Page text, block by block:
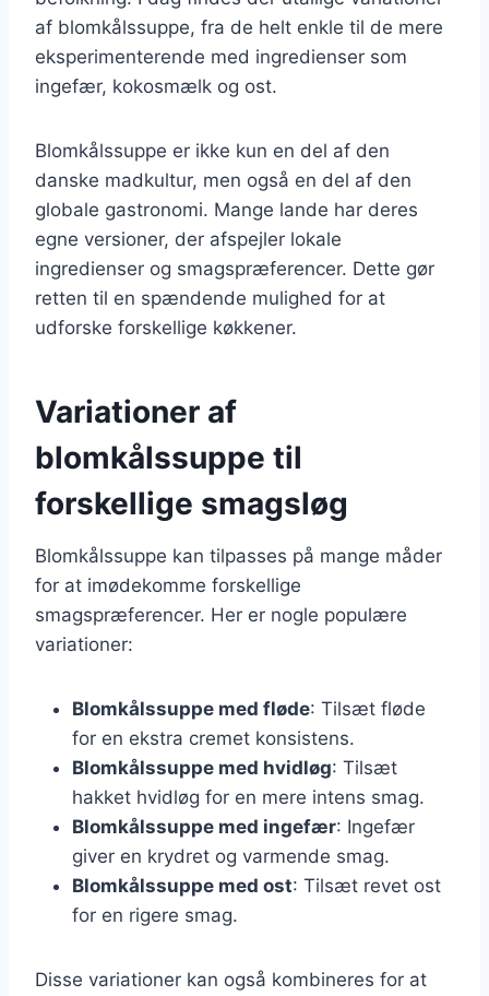
af blomkålssuppe, fra de helt enkle til de mere
eksperimenterende med ingredienser som
ingefær, kokosmælk og ost.
Blomkålssuppe er ikke kun en del af den
danske madkultur, men også en del af den
globale gastronomi. Mange lande har deres
egne versioner, der afspejler lokale
ingredienser og smagspræferencer. Dette gør
retten til en spændende mulighed for at
udforske forskellige køkkener.
Variationer af
blomkålssuppe til
forskellige smagsløg
Blomkålssuppe kan tilpasses på mange måder
for at imødekomme forskellige
smagspræferencer. Her er nogle populære
variationer:
Blomkålssuppe med fløde: Tilsæt fløde
for en ekstra cremet konsistens.
Blomkålssuppe med hvidløg: Tilsæt
hakket hvidløg for en mere intens smag.
Blomkålssuppe med ingefær: Ingefær
giver en krydret og varmende smag.
Blomkålssuppe med ost: Tilsæt revet ost
for en rigere smag.
Disse variationer kan også kombineres for at